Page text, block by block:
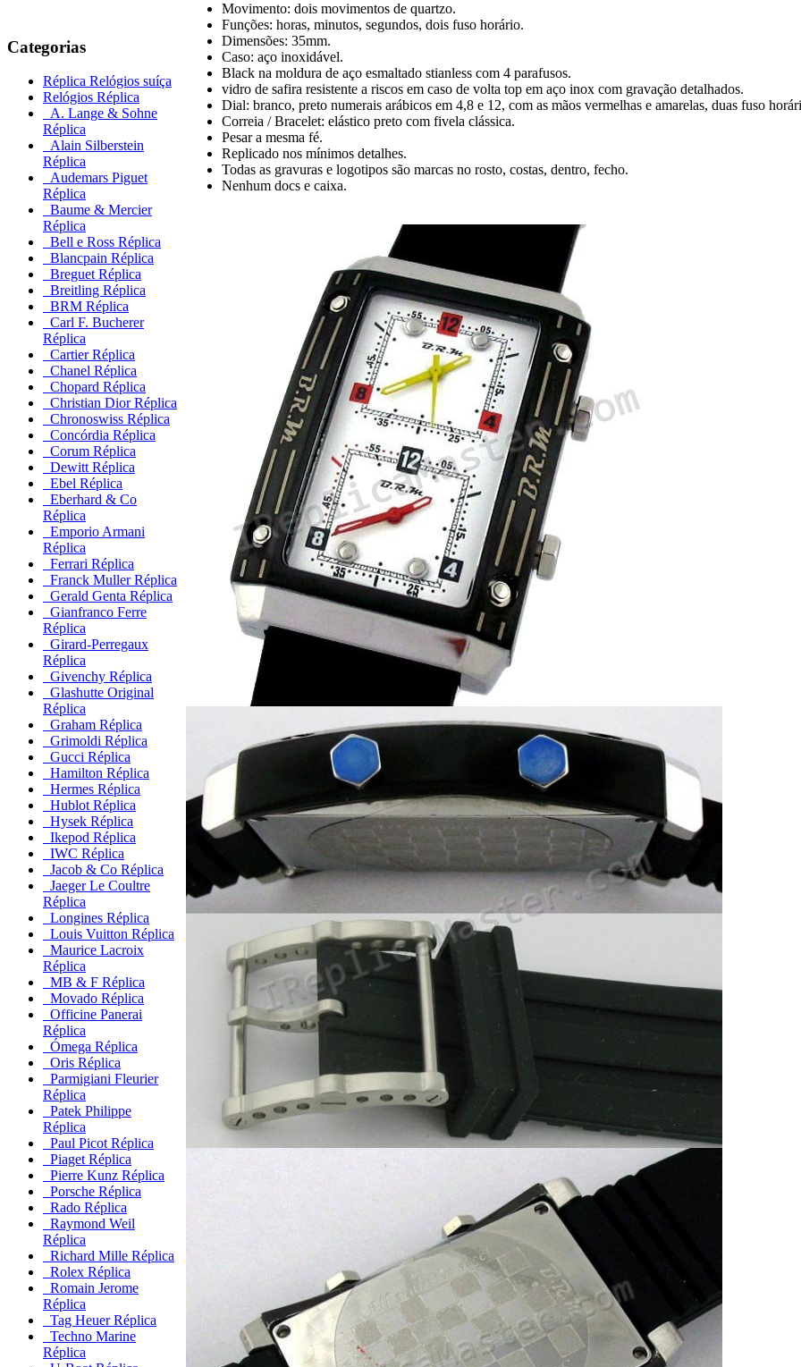
Categorias
Réplica Relógios suíça
Relógios Réplica
A. Lange & Sohne
Réplica
Alain Silberstein
Réplica
Audemars Piguet
Réplica
Baume & Mercier
Réplica
Bell e Ross Réplica
Blancpain Réplica
Breguet Réplica
Breitling Réplica
BRM Réplica
Carl F. Bucherer
Réplica
Cartier Réplica
Chanel Réplica
Chopard Réplica
Christian Dior Réplica
Chronoswiss Réplica
Concórdia Réplica
Corum Réplica
Dewitt Réplica
Ebel Réplica
Eberhard & Co
Réplica
Emporio Armani
Réplica
Ferrari Réplica
Franck Muller Réplica
Gerald Genta Réplica
Gianfranco Ferre
Réplica
Girard-Perregaux
Réplica
Givenchy Réplica
Glashutte Original
Réplica
Graham Réplica
Grimoldi Réplica
Gucci Réplica
Hamilton Réplica
Hermes Réplica
Hublot Réplica
Hysek Réplica
Ikepod Réplica
IWC Réplica
Jacob & Co Réplica
Jaeger Le Coultre
Réplica
Longines Réplica
Louis Vuitton Réplica
Maurice Lacroix
Réplica
MB & F Réplica
Movado Réplica
Officine Panerai
Réplica
Ómega Réplica
Oris Réplica
Parmigiani Fleurier
Réplica
Patek Philippe
Réplica
Paul Picot Réplica
Piaget Réplica
Pierre Kunz Réplica
Porsche Réplica
Rado Réplica
Raymond Weil
Réplica
Richard Mille Réplica
Rolex Réplica
Romain Jerome
Réplica
Tag Heuer Réplica
Techno Marine
Réplica
Movimento: dois movimentos de quartzo.
Funções: horas, minutos, segundos, dois fuso horário.
Dimensões: 35mm.
Caso: aço inoxidável.
Black na moldura de aço esmaltado stianless com 4 parafusos.
vidro de safira resistente a riscos em caso de volta top em aço inox com gravação detalhados.
Dial: branco, preto numerais arábicos em 4,8 e 12, com as mãos vermelhas e amarelas, duas fuso
Correia / Bracelet: elástico preto com fivela clássica.
Pesar a mesma fé.
Replicado nos mínimos detalhes.
Todas as gravuras e logotipos são marcas no rosto, costas, dentro, fecho.
Nenhum docs e caixa.